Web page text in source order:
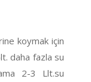
koymak için
daha fazla su
2-3 Llt.su